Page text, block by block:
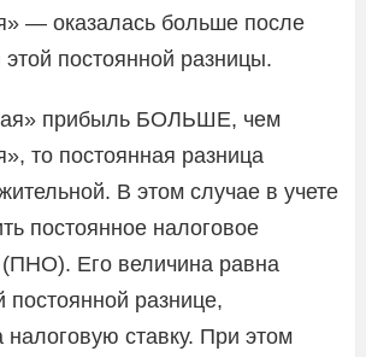
— оказалась больше после
этой постоянной разницы.
прибыль БОЛЬШЕ, чем
то постоянная разница
В этом случае в учете
постоянное налоговое
(ПНО). Его величина равна
постоянной разнице,
ставку. При этом